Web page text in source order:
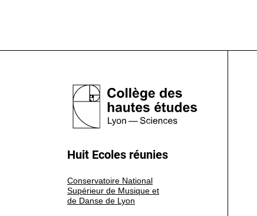
Huit Ecoles réunies
Conservatoire National
Supérieur de Musique et
de Danse de Lyon